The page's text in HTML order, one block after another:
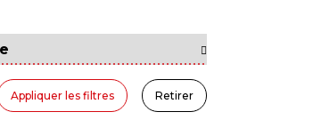
Appliquer les filtres Retirer